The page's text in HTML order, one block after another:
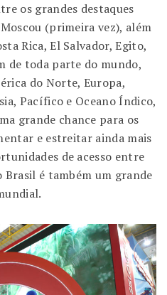
os grandes destaques
(primeira vez), além
Rica, El Salvador, Egito,
de toda parte do mundo,
do Norte, Europa,
Pacífico e Oceano Índico,
grande chance para os
e estreitar ainda mais
de acesso entre
é também um grande